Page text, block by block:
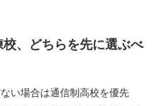
、どちらを先に選ぶべ
い場合は通信制高校を優先